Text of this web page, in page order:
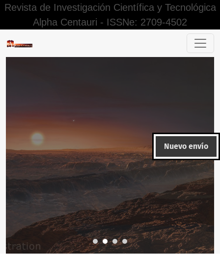
Revista de Investigación Científica y Tecnológica
Alpha Centauri - ISSNe: 2709-4502
Nuevo envío